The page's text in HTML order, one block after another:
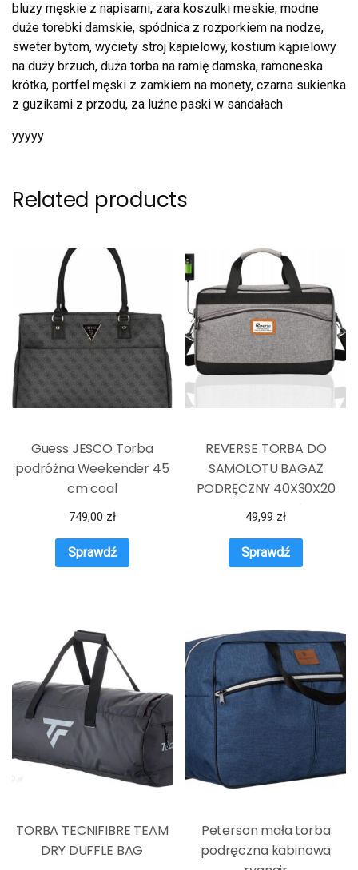
bluzy męskie z napisami, zara koszulki meskie, modne
duże torebki damskie, spódnica z rozporkiem na nodze,
sweter bytom, wyciety stroj kapielowy, kostium kąpielowy
na duży brzuch, duża torba na ramię damska, ramoneska
krótka, portfel męski z zamkiem na monety, czarna sukienka
z guzikami z przodu, za luźne paski w sandałach
yyyyy
Related products
Guess JESCO Torba
podróżna Weekender 45
cm coal
749,00 zł
Sprawdź
REVERSE TORBA DO
SAMOLOTU BAGAŻ
PODRĘCZNY 40X30X20
WIZZAIR TLOTŁW
49,99 zł
Sprawdź
TORBA TECNIFIBRE TEAM
DRY DUFFLE BAG
Peterson mała torba
podręczna kabinowa